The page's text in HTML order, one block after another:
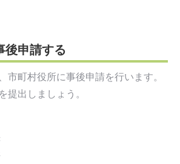
後申請する
市町村役所に事後申請を行います。
提出しましょう。